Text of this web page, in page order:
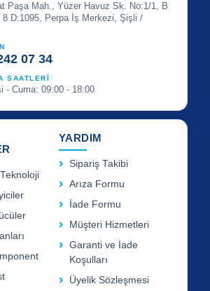
Paşa Mah., Yüzer Havuz Sk. No:1/1, B
8 D:1095, Perpa İş Merkezi, Şişli /
07 34
SAATLERİ
- Cuma: 09:00 - 18:00
YARDIM
Sipariş Takibi
Arıza Formu
İade Formu
Müşteri Hizmetleri
Garanti ve İade
Koşulları
Üyelik Sözleşmesi